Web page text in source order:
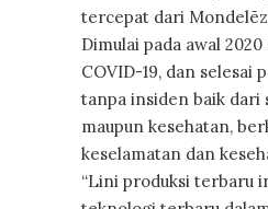
tercepat dari
Dimulai pada awal
COVID-19, dan selesai
tanpa insiden baik dari
maupun kesehatan,
keselamatan dan
“Lini produksi terbaru